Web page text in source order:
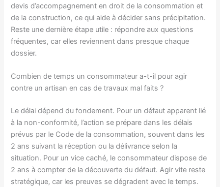
devis d’accompagnement en droit de la consommation et
de la construction, ce qui aide à décider sans précipitation.
Reste une dernière étape utile : répondre aux questions
fréquentes, car elles reviennent dans presque chaque
dossier.
Combien de temps un consommateur a-t-il pour agir
contre un artisan en cas de travaux mal faits ?
Le délai dépend du fondement. Pour un défaut apparent lié
à la non-conformité, l’action se prépare dans les délais
prévus par le Code de la consommation, souvent dans les
2 ans suivant la réception ou la délivrance selon la
situation. Pour un vice caché, le consommateur dispose de
2 ans à compter de la découverte du défaut. Agir vite reste
stratégique, car les preuves se dégradent avec le temps.